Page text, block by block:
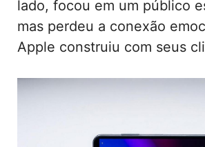
lado, focou em um público
mas perdeu a conexão
Apple construiu com seus